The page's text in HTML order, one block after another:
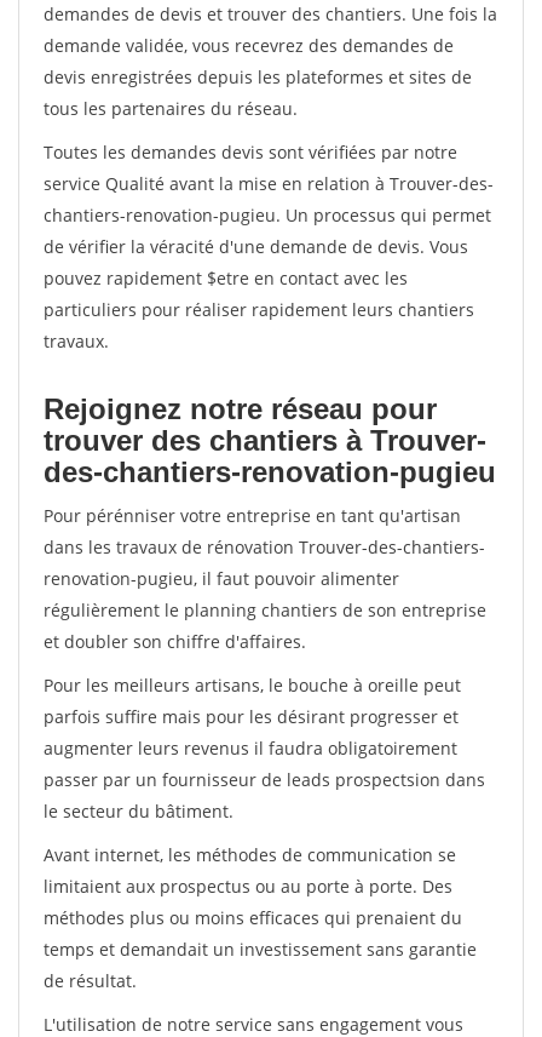
demandes de devis et trouver des chantiers. Une fois la
demande validée, vous recevrez des demandes de
devis enregistrées depuis les plateformes et sites de
tous les partenaires du réseau.
Toutes les demandes devis sont vérifiées par notre
service Qualité avant la mise en relation à Trouver-des-
chantiers-renovation-pugieu. Un processus qui permet
de vérifier la véracité d'une demande de devis. Vous
pouvez rapidement $etre en contact avec les
particuliers pour réaliser rapidement leurs chantiers
travaux.
Rejoignez notre réseau pour
trouver des chantiers à Trouver-
des-chantiers-renovation-pugieu
Pour pérénniser votre entreprise en tant qu'artisan
dans les travaux de rénovation Trouver-des-chantiers-
renovation-pugieu, il faut pouvoir alimenter
régulièrement le planning chantiers de son entreprise
et doubler son chiffre d'affaires.
Pour les meilleurs artisans, le bouche à oreille peut
parfois suffire mais pour les désirant progresser et
augmenter leurs revenus il faudra obligatoirement
passer par un fournisseur de leads prospectsion dans
le secteur du bâtiment.
Avant internet, les méthodes de communication se
limitaient aux prospectus ou au porte à porte. Des
méthodes plus ou moins efficaces qui prenaient du
temps et demandait un investissement sans garantie
de résultat.
L'utilisation de notre service sans engagement vous